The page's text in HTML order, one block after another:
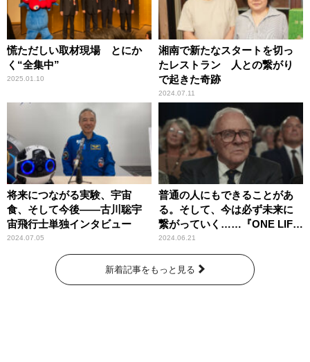
慌ただしい取材現場 とにか
く“全集中”
2025.01.10
湘南で新たなスタートを切っ
たレストラン 人との繋がり
で起きた奇跡
2024.07.11
将来につながる実験、宇宙
食、そして今後――古川聡宇
宙飛行士単独インタビュー
2024.07.05
普通の人にもできることがあ
る。そして、今は必ず未来に
繋がっていく……『ONE LIFE
奇跡が繋いだ6000の命』
2024.06.21
新着記事をもっと見る